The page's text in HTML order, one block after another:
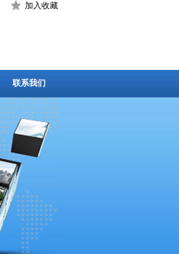
加入收藏
联系我们